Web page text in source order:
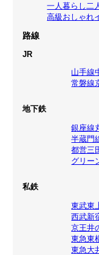
一人暮らし 二
高級 おしゃれ
路線
JR
山手線
常磐線
地下鉄
銀座線
半蔵門
都営三
グリー
私鉄
東武東
西武新
京王井
東急東
東急大